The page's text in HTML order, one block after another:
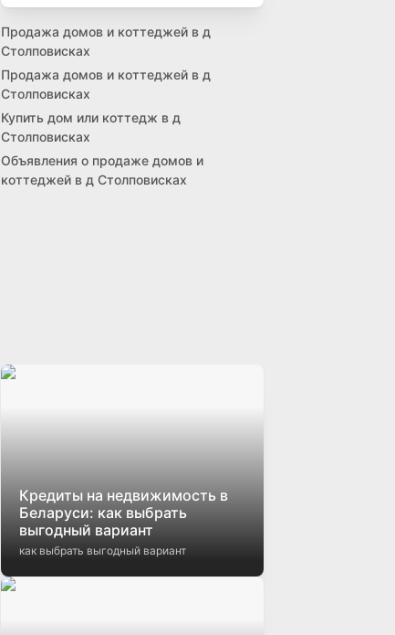
Продажа домов и коттеджей в д
Столповисках
Продажа домов и коттеджей в д
Столповисках
Купить дом или коттедж в д
Столповисках
Объявления о продаже домов и
коттеджей в д Столповисках
Кредиты на недвижимость в
Беларуси: как выбрать
выгодный вариант